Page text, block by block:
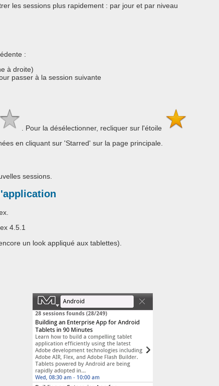
les sessions plus rapidement : par jour et par niveau
:
à droite)
passer à la session suivante
. Pour la désélectionner, recliquer sur l'étoile
en cliquant sur 'Starred' sur la page principale.
sessions.
4.5.1
un look appliqué aux tablettes).